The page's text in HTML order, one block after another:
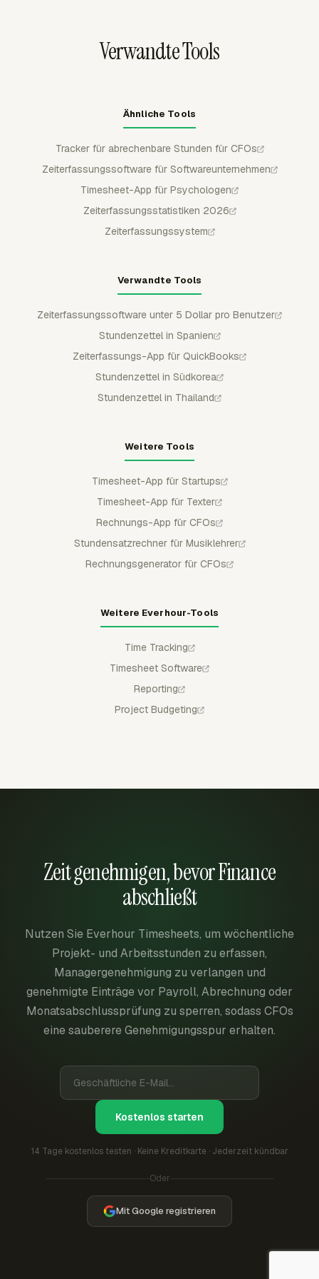
Verwandte Tools
Ähnliche Tools
Tracker für abrechenbare Stunden für CFOs
Zeiterfassungssoftware für Softwareunternehmen
Timesheet-App für Psychologen
Zeiterfassungsstatistiken 2026
Zeiterfassungssystem
Verwandte Tools
Zeiterfassungssoftware unter 5 Dollar pro Benutzer
Stundenzettel in Spanien
Zeiterfassungs-App für QuickBooks
Stundenzettel in Südkorea
Stundenzettel in Thailand
Weitere Tools
Timesheet-App für Startups
Timesheet-App für Texter
Rechnungs-App für CFOs
Stundensatzrechner für Musiklehrer
Rechnungsgenerator für CFOs
Weitere Everhour-Tools
Time Tracking
Timesheet Software
Reporting
Project Budgeting
Zeit genehmigen, bevor Finance
abschließt
Nutzen Sie Everhour Timesheets, um wöchentliche
Projekt- und Arbeitsstunden zu erfassen,
Managergenehmigung zu verlangen und
genehmigte Einträge vor Payroll, Abrechnung oder
Monatsabschlussprüfung zu sperren, sodass CFOs
eine sauberere Genehmigungsspur erhalten.
Kostenlos starten
14 Tage kostenlos testen · Keine Kreditkarte · Jederzeit kündbar
Oder
Mit Google registrieren